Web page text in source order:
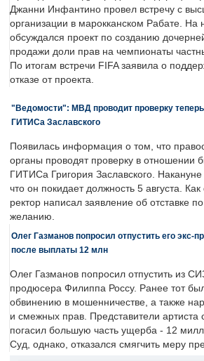
Джанни Инфантино провел встречу с
организации в марокканском Рабате. На
обсуждался проект по созданию
продажи доли прав на чемпионаты
По итогам встречи FIFA заявила о
отказе от проекта.
"Ведомости": МВД проводит проверку теперь
ГИТИСа Заславского
Появилась информация о том, что
органы проводят проверку в отношении
ГИТИСа Григория Заславского. Накануне
что он покидает должность 5 августа.
ректор написал заявление об отставке
желанию.
Олег Газманов попросил отпустить его экс-
после выплаты 12 млн
Олег Газманов попросил отпустить из
продюсера Филиппа Россу. Ранее тот
обвинению в мошенничестве, а также
и смежных прав. Представители артиста
погасил большую часть ущерба - 12
Суд, однако, отказался смягчить меру